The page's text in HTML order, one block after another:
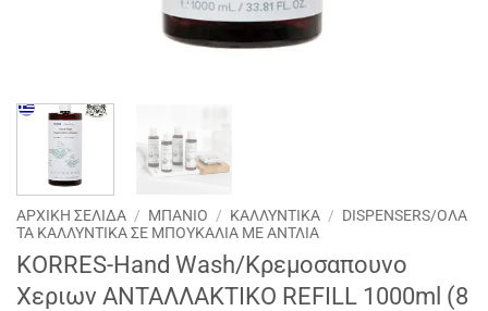
ΑΡΧΙΚΉ ΣΕΛΊΔΑ / ΜΠΑΝΙΟ / ΚΑΛΛΥΝΤΙΚΑ / DISPENSERS/ΟΛΑ
ΤΑ ΚΑΛΛΥΝΤΙΚΑ ΣΕ ΜΠΟΥΚΑΛΙΑ ΜΕ ΑΝΤΛΙΑ
KORRES-Hand Wash/Κρεμοσαπουνο
Χεριων ΑΝΤΑΛΛΑΚΤΙΚΟ REFILL 1000ml (8